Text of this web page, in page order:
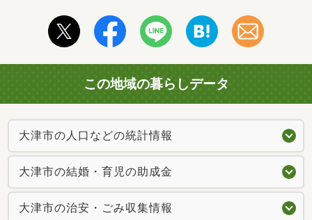
この地域の暮らしデータ
大津市の人口などの統計情報
大津市の結婚・育児の助成金
大津市の治安・ごみ収集情報